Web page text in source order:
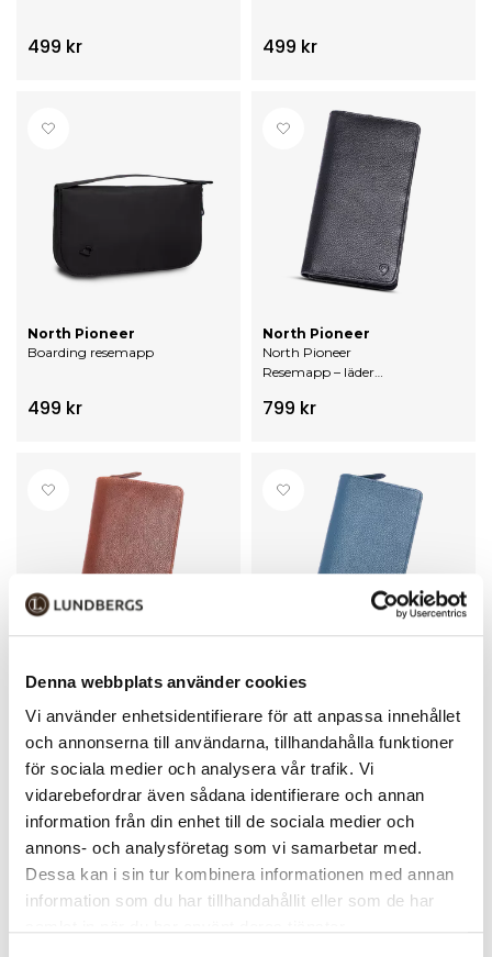
Denna webbplats använder cookies
Vi använder enhetsidentifierare för att anpassa innehållet
och annonserna till användarna, tillhandahålla funktioner
för sociala medier och analysera vår trafik. Vi
vidarebefordrar även sådana identifierare och annan
information från din enhet till de sociala medier och
annons- och analysföretag som vi samarbetar med.
Dessa kan i sin tur kombinera informationen med annan
information som du har tillhandahållit eller som de har
499 kr 499 kr
Boarding resemapp
North Pioneer
499 kr
North Pioneer
Resemapp – läder
North Pioneer
799 kr
North Pioneer
Resemapp – läder
RFID-skydd
North Pioneer
799 kr
North Pioneer
Resemapp – läder
RFID-skydd
799 kr